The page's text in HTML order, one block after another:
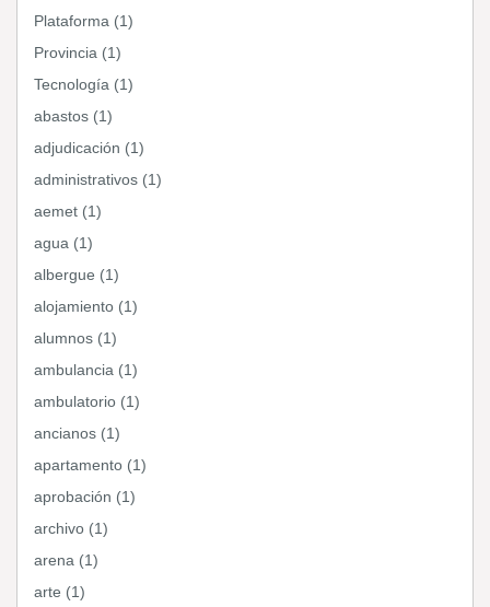
Plataforma (1)
Provincia (1)
Tecnología (1)
abastos (1)
adjudicación (1)
administrativos (1)
aemet (1)
agua (1)
albergue (1)
alojamiento (1)
alumnos (1)
ambulancia (1)
ambulatorio (1)
ancianos (1)
apartamento (1)
aprobación (1)
archivo (1)
arena (1)
arte (1)